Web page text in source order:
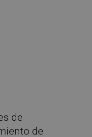
de
de